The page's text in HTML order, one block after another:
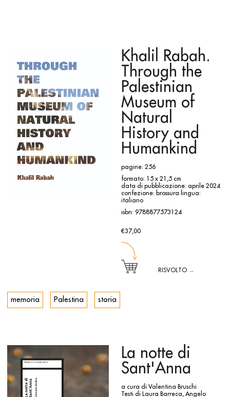
Boggia, Luisa Borio, Richard Flood, Beatrice Merz, Frances
Morris e Vicente Todolì. Il volume è introdotto da un testo a
firma di Beatrice Merz e dal saggio di Maddalena Disch.
Ogni opera è presentata con una scheda analitica storica e
biografica coadiuvata da accurati riferimenti bibliografici e
da un esauriente repertorio fotografico.
Il volume include testi dell’artista e interviste a Jean-
Christophe Ammann, Mirella Bandini, Sergio Barana, Matteo
Benvenuti, Achille Bonito Oliva, Germano Celant, Bruno
Corà, Danilo Eccher, Corinna Ferrari, Piero Gilardi, Marlis
Grüterich, Claudio Guarda, Michael Haerdter, Richard
Koshalek, Corrado Levi, Salvatore Licitra, Beatrice Merz,
Linda Morris, Fumio Nanjo, Suzanne Pagé, Gabriele
Perretta, Bartolomeo Pietromarchi, Mila Pistoi, Barbara Reise,
Giuseppe Risso, Harald Szeemann, Laura Tansini, Caroline
Tisdall, Tommaso Trini, Paolo Vagheggi, Gemma Vincenzini
e Francesco Vincitorio; oltre a una nota biografica e alla
Il libro, costituito da 560 pagine e 350 immagini, esce in due
edizioni, una in lingua italiana e una in lingua inglese.
Il progetto è realizzato grazie al sostegno della Direzione
Generale Creatività Contemporanea del Ministero della
Cultura nell’ambito del programma Italian Council (2023).
Khalil Rabah.
Through the
Palestinian
Museum of
Natural
History and
Humankind
pagine: 256
formato: 15 x 21,5 cm
data di pubblicazione: aprile 2024
confezione: brossura lingua:
italiano
isbn: 9788877573124
€37,00
RISVOLTO →
History and Humankind di Khalil Rabah assume la forma di
un cantiere archeologico, in cui il visitatore è invitato a
spazia tra pittura, scultura e installazione per costruire
un’analisi lucida e attenta della storia e delle sue
interpretazioni, mettendone in discussione le modalità
narrative e la percezione che generano. Tematiche
fondamentali come il cambiamento, la memoria e l’identità
si intersecano nei suoi lavori, creando nuovi
modi di rappresentare le comunità e i rapporti che le
memoria Palestina storia
La notte di
Sant'Anna
a cura di Valentina Bruschi
Testi di Laura Barreca, Angelo